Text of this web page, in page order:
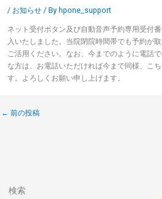
/ お知らせ / By hpone_support
ネット受付ボタン及び自動音声予約専用受付
入いたしました。当院閉院時間帯でも予約が
ご活用ください。なお、今までのように電話
な方は、お電話いただければ今まで同様、こ
す。よろしくお願い申し上げます。
← 前の投稿
検索